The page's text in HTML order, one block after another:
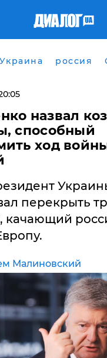
Украина россия
назвал
способный
ход
перекрыть
качающий
Малиновский